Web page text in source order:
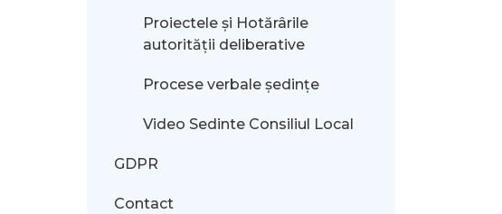
Proiectele și Hotărârile
autorității deliberative
Procese verbale ședințe
Video Sedinte Consiliul Local
GDPR
Contact